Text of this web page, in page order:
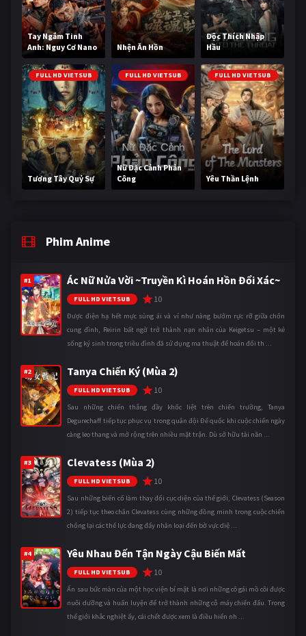
Tay Ngắm Tinh
Anh: Nguy Cơ Nano
Nhện Ăn Hồn
Độc Thích Nhập
Hầu
FULL HD VIETSUB
Tương Tây Quỷ Sự
FULL HD VIETSUB
Nữ Đặc Cảnh Phản
Công
FULL HD VIETSUB
Yêu Thần Lệnh
Phim Anime
#1 Ác Nữ Nửa Vời ~Truyền Kì Hoán Hồn Đổi Xác~
FULL HD VIETSUB 10
Được điện hạ hết mực sủng ái và ví như nàng bướm rực rỡ giữa chốn
cung đình, Reirin bất ngờ trở thành nạn nhân của Keigetsu – một kẻ
sống ký sinh trong triều đình đã sử dụng ma thuật để hoán đổi th ...
#2 Tanya Chiến Ký (Mùa 2)
FULL HD VIETSUB 10
Sau những chiến thắng đầy khốc liệt trên chiến trường, Tanya
Degurechaff tiếp tục phục vụ trong quân đội Đế quốc khi cuộc chiến ngày
càng leo thang và mở rộng trên nhiều mặt trận. Dù sở hữu tài năn ...
#3 Clevatess (Mùa 2)
FULL HD VIETSUB 10
Sau những biến cố làm thay đổi cục diện của thế giới, Clevatess (Season
2) tiếp tục theo chân Clevatess cùng những đồng minh trong cuộc chiến
chống lại các thế lực đang đẩy nhân loại đến bờ vực diệ ...
#4 Yêu Nhau Đến Tận Ngày Cậu Biến Mất
FULL HD VIETSUB 10
Ẩn sau bức màn của một học viện bí mật là nơi những cô gái mồ côi được
nuôi dưỡng và huấn luyện để trở thành những cỗ máy chiến đấu. Trong
thế giới khắc nghiệt ấy, cái chết được xem là điều hiển nh ...